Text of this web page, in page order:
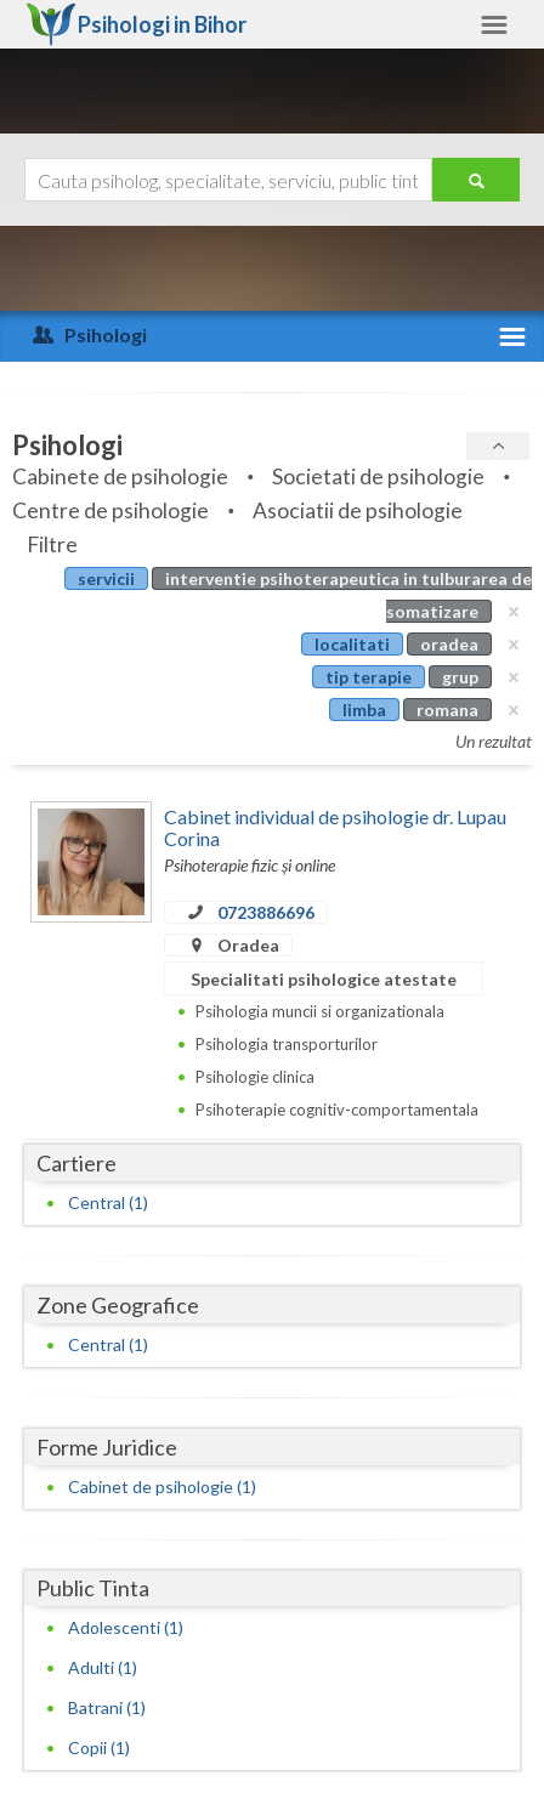
Psihologi in Bihor
Arad
Arges
Bihor
Bistrita-Nasaud
Botosani
Calarasi
Caras-Severin
Cluj
Galati
Giurgiu
Harghita
Hunedoara
Iasi
Ilfov
Mehedinti
Mures
Neamt
Prahova
Ajutor
Psihologi
Specialitati
Servicii
Articole
Evenimente
Psihologi
Cabinete de psihologie
Societati de psihologie
Centre de psihologie
Asociatii de psihologie
Filtre
servicii
interventie psihoterapeutica in tulburarea de
somatizare
localitati
oradea
tip terapie
grup
limba
romana
Un rezultat
Cabinet individual de psihologie dr. Lupau
Corina
Psihoterapie fizic și online
0723886696
Oradea
Specialitati psihologice atestate
Psihologia muncii si organizationala
Psihologia transporturilor
Psihologie clinica
Psihoterapie cognitiv-comportamentala
Cartiere
Central (1)
Zone Geografice
Central (1)
Forme Juridice
Cabinet de psihologie (1)
Public Tinta
Adolescenti (1)
Adulti (1)
Batrani (1)
Copii (1)